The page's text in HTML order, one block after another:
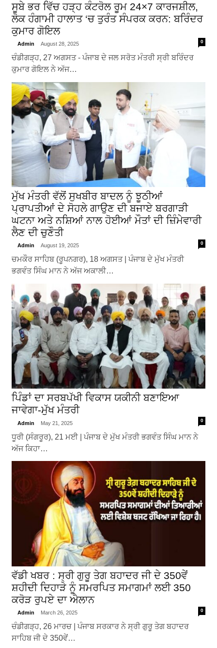
ਸੂਬੇ ਭਰ ਵਿੱਚ ਹੜ੍ਹ ਕੰਟਰੋਲ ਰੂਮ 24×7 ਕਾਰਜਸ਼ੀਲ,
ਲੋਕ ਹੰਗਾਮੀ ਹਾਲਾਤ ‘ਚ ਤੁਰੰਤ ਸੰਪਰਕ ਕਰਨ: ਬਰਿੰਦਰ
ਕੁਮਾਰ ਗੋਇਲ
Admin August 28, 2025 0
ਚੰਡੀਗੜ੍ਹ, 27 ਅਗਸਤ - ਪੰਜਾਬ ਦੇ ਜਲ ਸਰੋਤ ਮੰਤਰੀ ਸ੍ਰੀ ਬਰਿੰਦਰ
ਕੁਮਾਰ ਗੋਇਲ ਨੇ ਅੱਜ…
ਮੁੱਖ ਮੰਤਰੀ ਵੱਲੋਂ ਸੁਖਬੀਰ ਬਾਦਲ ਨੂੰ ਝੂਠੀਆਂ
ਪ੍ਰਾਪਤੀਆਂ ਦੇ ਸੋਹਲੇ ਗਾਉਣ ਦੀ ਬਜਾਏ ਬਰਗਾੜੀ
ਘਟਨਾ ਅਤੇ ਨਸ਼ਿਆਂ ਨਾਲ ਹੋਈਆਂ ਮੌਤਾਂ ਦੀ ਜ਼ਿੰਮੇਵਾਰੀ
ਲੈਣ ਦੀ ਚੁਣੌਤੀ
Admin August 19, 2025 0
ਚਮਕੌਰ ਸਾਹਿਬ (ਰੂਪਨਗਰ), 18 ਅਗਸਤ | ਪੰਜਾਬ ਦੇ ਮੁੱਖ ਮੰਤਰੀ
ਭਗਵੰਤ ਸਿੰਘ ਮਾਨ ਨੇ ਅੱਜ ਅਕਾਲੀ…
ਪਿੰਡਾਂ ਦਾ ਸਰਬਪੱਖੀ ਵਿਕਾਸ ਯਕੀਨੀ ਬਣਾਇਆ
ਜਾਵੇਗਾ-ਮੁੱਖ ਮੰਤਰੀ
Admin May 21, 2025 0
ਧੂਰੀ (ਸੰਗਰੂਰ), 21 ਮਈ | ਪੰਜਾਬ ਦੇ ਮੁੱਖ ਮੰਤਰੀ ਭਗਵੰਤ ਸਿੰਘ ਮਾਨ ਨੇ
ਅੱਜ ਕਿਹਾ…
ਵੱਡੀ ਖਬਰ : ਸ੍ਰੀ ਗੁਰੂ ਤੇਗ ਬਹਾਦਰ ਜੀ ਦੇ 350ਵੇਂ
ਸ਼ਹੀਦੀ ਦਿਹਾੜੇ ਨੂੰ ਸਮਰਪਿਤ ਸਮਾਗਮਾਂ ਲਈ 350
ਕਰੋੜ ਰੁਪਏ ਦਾ ਐਲਾਨ
Admin March 26, 2025 0
ਚੰਡੀਗੜ੍ਹ, 26 ਮਾਰਚ | ਪੰਜਾਬ ਸਰਕਾਰ ਨੇ ਸ੍ਰੀ ਗੁਰੂ ਤੇਗ ਬਹਾਦਰ
ਸਾਹਿਬ ਜੀ ਦੇ 350ਵੇਂ…